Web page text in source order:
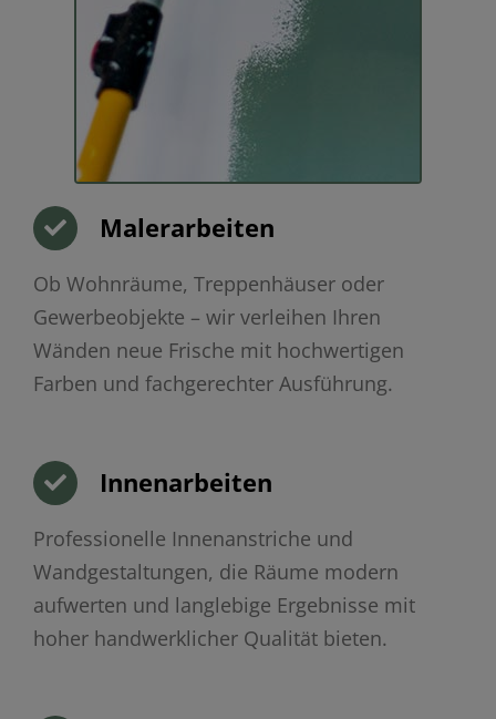
Malerarbeiten
Ob Wohnräume, Treppenhäuser oder
Gewerbeobjekte – wir verleihen Ihren
Wänden neue Frische mit hochwertigen
Farben und fachgerechter Ausführung.
Innenarbeiten
Professionelle Innenanstriche und
Wandgestaltungen, die Räume modern
aufwerten und langlebige Ergebnisse mit
hoher handwerklicher Qualität bieten.